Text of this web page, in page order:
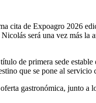
cita de Expoagro 2026
será una vez más
de primera sede
que se pone al servicio
gastronómica, junto a